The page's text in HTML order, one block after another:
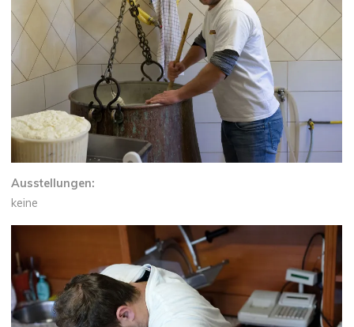
Ausstellungen:
keine